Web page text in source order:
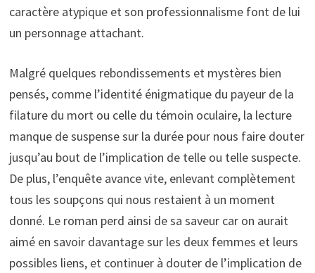
caractère atypique et son professionnalisme font de lui
un personnage attachant.
Malgré quelques rebondissements et mystères bien
pensés, comme l’identité énigmatique du payeur de la
filature du mort ou celle du témoin oculaire, la lecture
manque de suspense sur la durée pour nous faire douter
jusqu’au bout de l’implication de telle ou telle suspecte.
De plus, l’enquête avance vite, enlevant complètement
tous les soupçons qui nous restaient à un moment
donné. Le roman perd ainsi de sa saveur car on aurait
aimé en savoir davantage sur les deux femmes et leurs
possibles liens, et continuer à douter de l’implication de